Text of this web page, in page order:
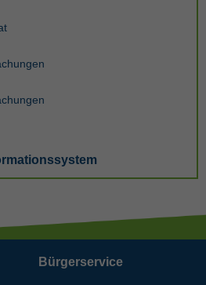
Bürgerservice